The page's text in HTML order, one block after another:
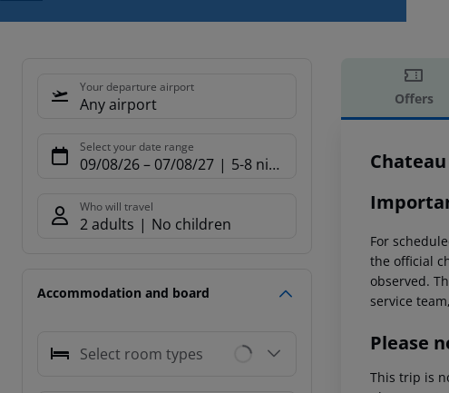
Your departure airport
Any airport
Select your date range
09/08/26– 07/08/27 5-8 nights
Who will travel
2 adults No children
Accommodation and board
Select room types
Offers
For
the official
observed.
service
Please
This trip is